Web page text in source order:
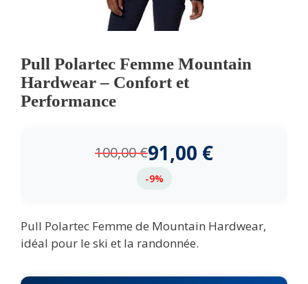
Pull Polartec Femme Mountain
Hardwear – Confort et
Performance
100,00€91,00 €
-9%
Pull Polartec Femme de Mountain Hardwear,
idéal pour le ski et la randonnée.